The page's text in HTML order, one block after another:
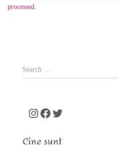
processed.
S
e
o
Instagram Facebook Twitter
Cine sunt